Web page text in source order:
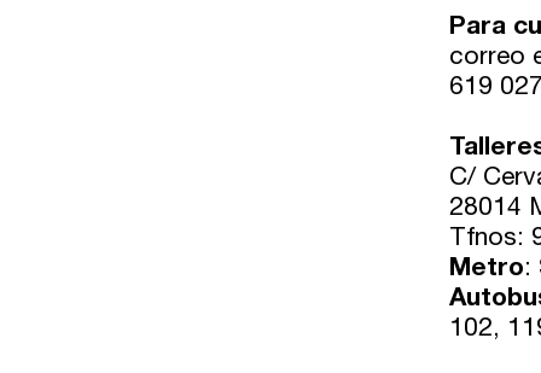
Para
correo
619
C/
28014
Tfnos:
Metro:
102,